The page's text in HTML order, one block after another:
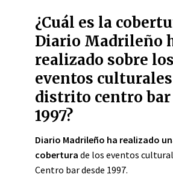
¿Cuál es la
Diario Madrileño
realizado sobre los
eventos
distrito centro bar
1997?
Diario Madrileño ha realizado
cobertura de los eventos
Centro bar desde 1997.